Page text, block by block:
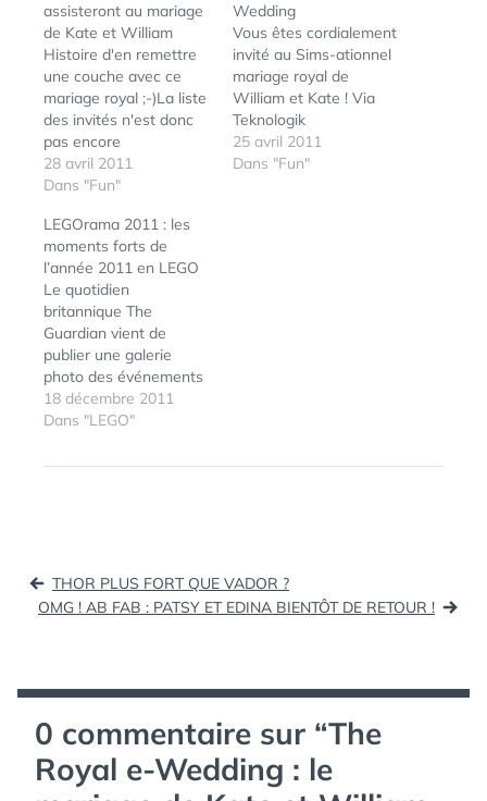
assisteront au mariage
de Kate et William
Histoire d'en remettre
une couche avec ce
mariage royal ;-)La liste
des invités n'est donc
pas encore
définitivement arrêtée,
nos amis les Lapins
trouver la faille et à se
faire inviter. La preuve
en vidéo ! Les Lapins
Crétins au mariage de
Kate et William... par…
28 avril 2011
Dans "Fun"
Wedding
Vous êtes cordialement
invité au Sims-ationnel
mariage royal de
William et Kate ! Via
Teknologik
25 avril 2011
Dans "Fun"
LEGOrama 2011 : les
moments forts de
l’année 2011 en LEGO
Le quotidien
britannique The
Guardian vient de
publier une galerie
photo des événements
marquants de l'année.
Particularité de ce
clichés reconstitués en
mariage de Kate et
William,…
18 décembre 2011
Dans "LEGO"
ÉTIQUETTES :
BRITISH
MONARCHY,
FACEBOOK
FLICKR,
LONDON,
NETVIBES,
KATE
NETWORKS,
TWITTER
Navigation
de
THOR PLUS FORT QUE VADOR ?
OMG ! AB FAB : PATSY ET EDINA BIENTÔT DE RETOUR !
0 commentaire sur “The
Royal e-Wedding : le